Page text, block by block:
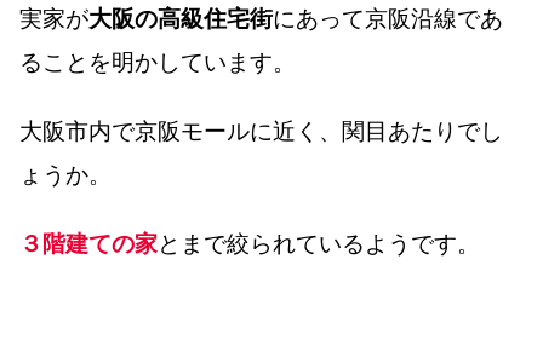
実家が大阪の高級住宅街にあって京阪沿線であ
ることを明かしています。
大阪市内で京阪モールに近く、関目あたりでし
ょうか。
３階建ての家とまで絞られているようです。